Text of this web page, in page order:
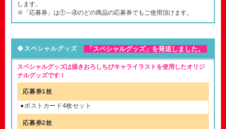
します。
※「応募券」は①～④のどの商品の応募券でもご使用頂けます。
◆スペシャルグッズ 「スペシャルグッズ」を発送しました。
スペシャルグッズは描きおろしちびキャライラストを使用したオリジ
ナルグッズです！
応募券1枚
●ポストカード4枚セット
応募券2枚